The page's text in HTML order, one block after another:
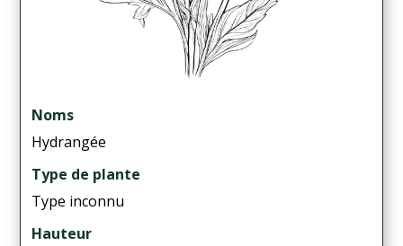
Noms
Hydrangée
Type de plante
Type inconnu
Hauteur